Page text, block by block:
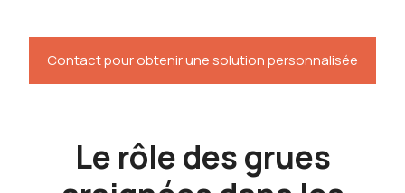
Contact pour obtenir une solution personnalisée
Le rôle des grues